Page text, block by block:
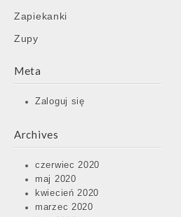
Zapiekanki
Zupy
Meta
Zaloguj się
Archives
czerwiec 2020
maj 2020
kwiecień 2020
marzec 2020